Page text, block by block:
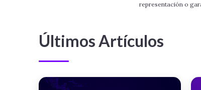
representación o
Últimos Artículos